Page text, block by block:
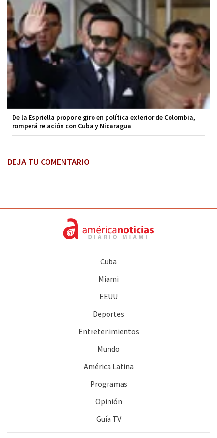
De la Espriella propone giro en política exterior de Colombia,
romperá relación con Cuba y Nicaragua
DEJA TU COMENTARIO
Cuba
Miami
EEUU
Deportes
Entretenimientos
Mundo
América Latina
Programas
Opinión
Guía TV